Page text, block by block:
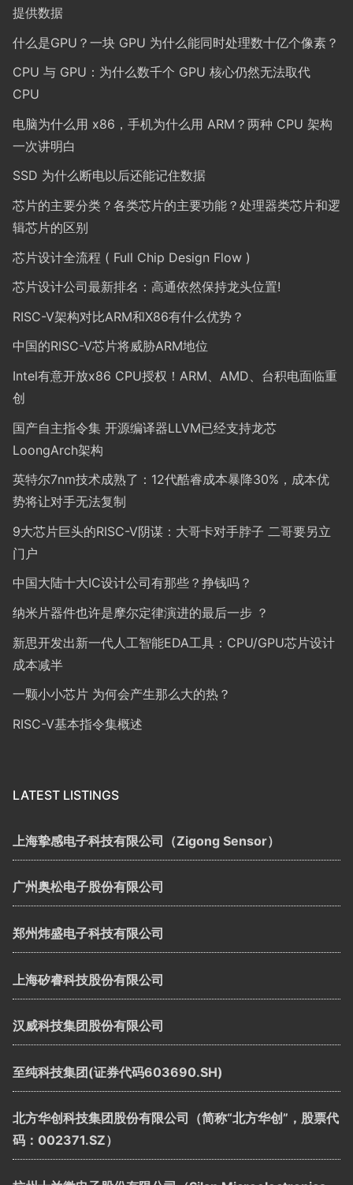
提供数据
什么是GPU？一块 GPU 为什么能同时处理数十亿个像素？
CPU 与 GPU：为什么数千个 GPU 核心仍然无法取代
CPU
电脑为什么用 x86，手机为什么用 ARM？两种 CPU 架构
一次讲明白
SSD 为什么断电以后还能记住数据
芯片的主要分类？各类芯片的主要功能？处理器类芯片和逻
辑芯片的区别
芯片设计全流程 ( Full Chip Design Flow )
芯片设计公司最新排名：高通依然保持龙头位置!
RISC-V架构对比ARM和X86有什么优势？
中国的RISC-V芯片将威胁ARM地位
Intel有意开放x86 CPU授权！ARM、AMD、台积电面临重
创
国产自主指令集 开源编译器LLVM已经支持龙芯
LoongArch架构
英特尔7nm技术成熟了：12代酷睿成本暴降30%，成本优
势将让对手无法复制
9大芯片巨头的RISC-V阴谋：大哥卡对手脖子 二哥要另立
门户
中国大陆十大IC设计公司有那些？挣钱吗？
纳米片器件也许是摩尔定律演进的最后一步 ？
新思开发出新一代人工智能EDA工具：CPU/GPU芯片设计
成本减半
一颗小小芯片 为何会产生那么大的热？
RISC-V基本指令集概述
LATEST LISTINGS
上海挚感电子科技有限公司（Zigong Sensor）
广州奥松电子股份有限公司
郑州炜盛电子科技有限公司
上海矽睿科技股份有限公司
汉威科技集团股份有限公司
至纯科技集团(证券代码603690.SH)
北方华创科技集团股份有限公司（简称“北方华创”，股票代
码：002371.SZ）